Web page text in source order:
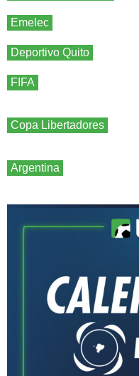
Emelec
Deportivo Quito
FIFA
Copa Libertadores
Argentina